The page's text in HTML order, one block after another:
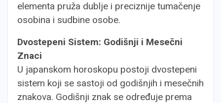
elementa pruža dublje i preciznije tumačenje
osobina i sudbine osobe.
Dvostepeni Sistem: Godišnji i Mesečni
Znaci
U japanskom horoskopu postoji dvostepeni
sistem koji se sastoji od godišnjih i mesečnih
znakova. Godišnji znak se određuje prema